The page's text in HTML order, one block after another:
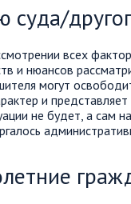
суда/
всех
и нюансов
могут
и
не будет, а сам